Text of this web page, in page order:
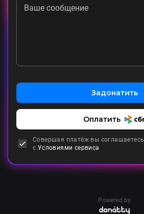
Ваше сообщение
Задонатить
Оплатить
Совершая платёж вы соглашаетесь
с Условиями сервиса
Powered by